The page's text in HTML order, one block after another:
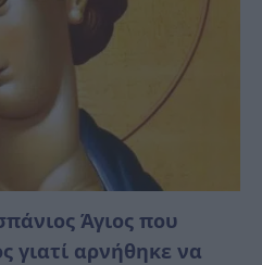
Άγιος που
γιατί αρνήθηκε να